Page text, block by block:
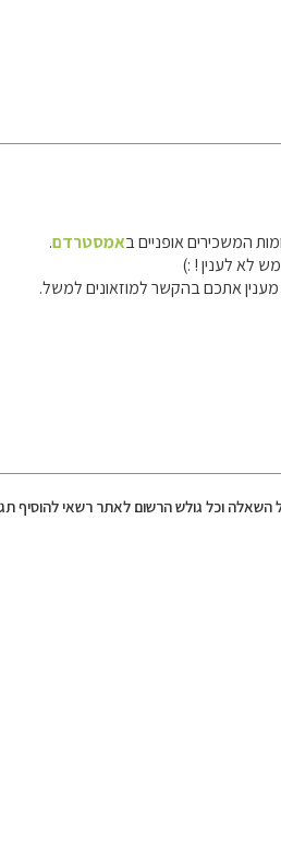
המשכירים אופניים באמסטרדם.
לא לענין ! :)
מענין אתכם בהקשר למוזאונים למשל.
השאלה וכל גולש הרשום לאתר רשאי להוסיף